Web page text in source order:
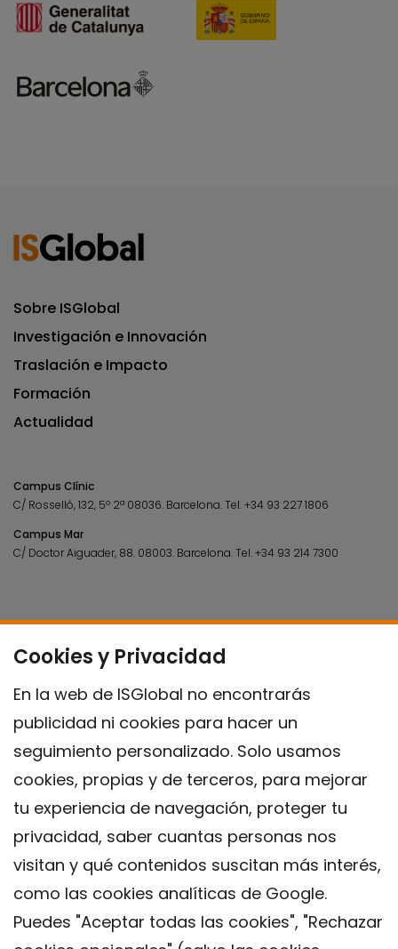
Cookies y Privacidad
En la web de ISGlobal no encontrarás
publicidad ni cookies para hacer un
seguimiento personalizado. Solo usamos
cookies, propias y de terceros, para mejorar
tu experiencia de navegación, proteger tu
privacidad, saber cuantas personas nos
visitan y qué contenidos suscitan más interés,
como las cookies analíticas de Google.
Puedes "Aceptar todas las cookies", "Rechazar
Sobre ISGlobal
Investigación e Innovación
Traslación e Impacto
Formación
Actualidad
Campus Clínic
C/ Rosselló, 132, 5º 2ª 08036. Barcelona.Tel.+34 93 227 1806
Campus Mar
C/ Doctor Aiguader, 88. 08003. Barcelona.Tel.+34 93 214 7300